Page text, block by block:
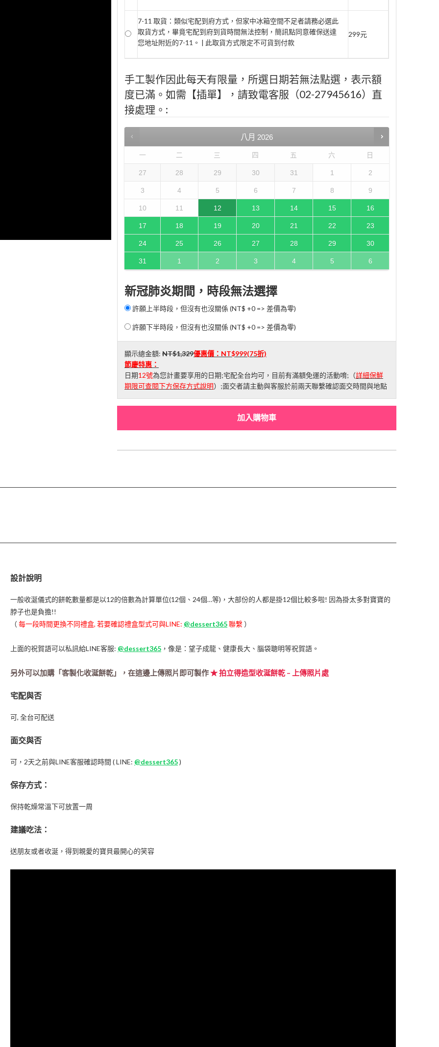
7-11 取貨：類似宅配到府方式，但家中冰箱空間不足者請務必選此
取貨方式，畢竟宅配到府到貨時間無法控制，簡訊點同意確保送達
您地址附近的7-11。 | 此取貨方式限定不可貨到付款
299元
手工製作因此每天有限量，所選日期若無法點選，表示額
度已滿。如需【插單】，請致電客服（02-27945616）直
接處理。:
八月 2026
一 二 三 四 五 六 日
27 28 29 30 31 1 2
3 4 5 6 7 8 9
10 11 12 13 14 15 16
17 18 19 20 21 22 23
24 25 26 27 28 29 30
31 1 2 3 4 5 6
新冠肺炎期間，時段無法選擇
許願上半時段，但沒有也沒關係 (NT$ +0 => 差價為零)
許願下半時段，但沒有也沒關係 (NT$ +0 => 差價為零)
顯示總金額: NT$1,329優惠價： NT$999(75折)
節慶特惠：
日期12號為您計畫要享用的日期;宅配全台均可，目前有滿額免運的活動唷;（詳細保鮮
期限可查閱下方保存方式說明）;面交者請主動與客服於前兩天聯繫確認面交時間與地點
加入購物車
設計說明
一般收涎儀式的餅乾數量都是以12的倍數為計算單位(12個、24個…等)，大部份的人都是掛12個比較多啦! 因為掛太多對寶寶的
脖子也是負擔!!
（ 每一段時間更換不同禮盒, 若要確認禮盒型式可與LINE: @dessert365聯繫 ）
上面的祝賀語可以私訊給LINE客服: @dessert365 ，像是：望子成龍、健康長大、腦袋聰明等祝賀語。
另外可以加購「客製化收涎餅乾」，在這邊上傳照片即可製作★ 拍立得造型收涎餅乾 – 上傳照片處
宅配與否
可, 全台可配送
面交與否
可，2天之前與LINE客服確認時間 ( LINE: @dessert365)
保存方式：
保持乾燥常溫下可放置一周
建議吃法：
送朋友或者收涎，得到親愛的寶貝最開心的笑容